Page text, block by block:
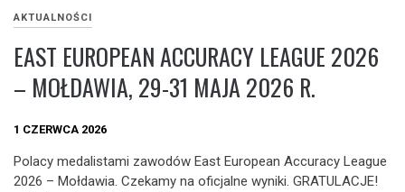
AKTUALNOŚCI
EAST EUROPEAN ACCURACY LEAGUE 2026
– MOŁDAWIA, 29-31 MAJA 2026 R.
1 CZERWCA 2026
Polacy medalistami zawodów East European Accuracy League
2026 – Mołdawia. Czekamy na oficjalne wyniki. GRATULACJE!